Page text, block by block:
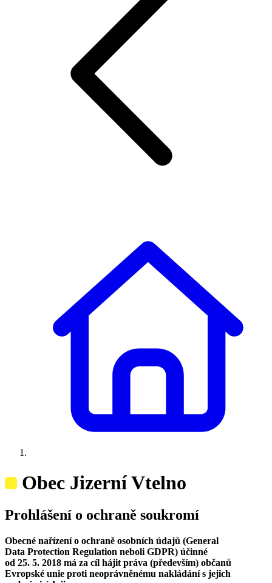
Obec Jizerní Vtelno
Prohlášení o ochraně soukromí
Obecné nařízení o ochraně osobních údajů (General
Data Protection Regulation neboli GDPR) účinné
od 25. 5. 2018 má za cíl hájit práva (především) občanů
Evropské unie proti neoprávněnému nakládání s jejich